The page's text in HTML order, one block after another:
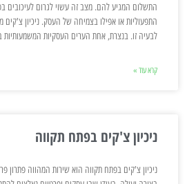
התשלום המגיע להם. מצב זה עשוי לגרום לעיכובים
התפעוליות או אפילו בצמיחה של העסק. ניכיון
לבעיה זו. בנצרת, אחת הערים העסקיות המשמעותיות
קרא עוד »
ניכיון צ'קים בפתח תקווה
ניכיון צ'קים בפתח תקווה הוא שירות המהווה פתרון